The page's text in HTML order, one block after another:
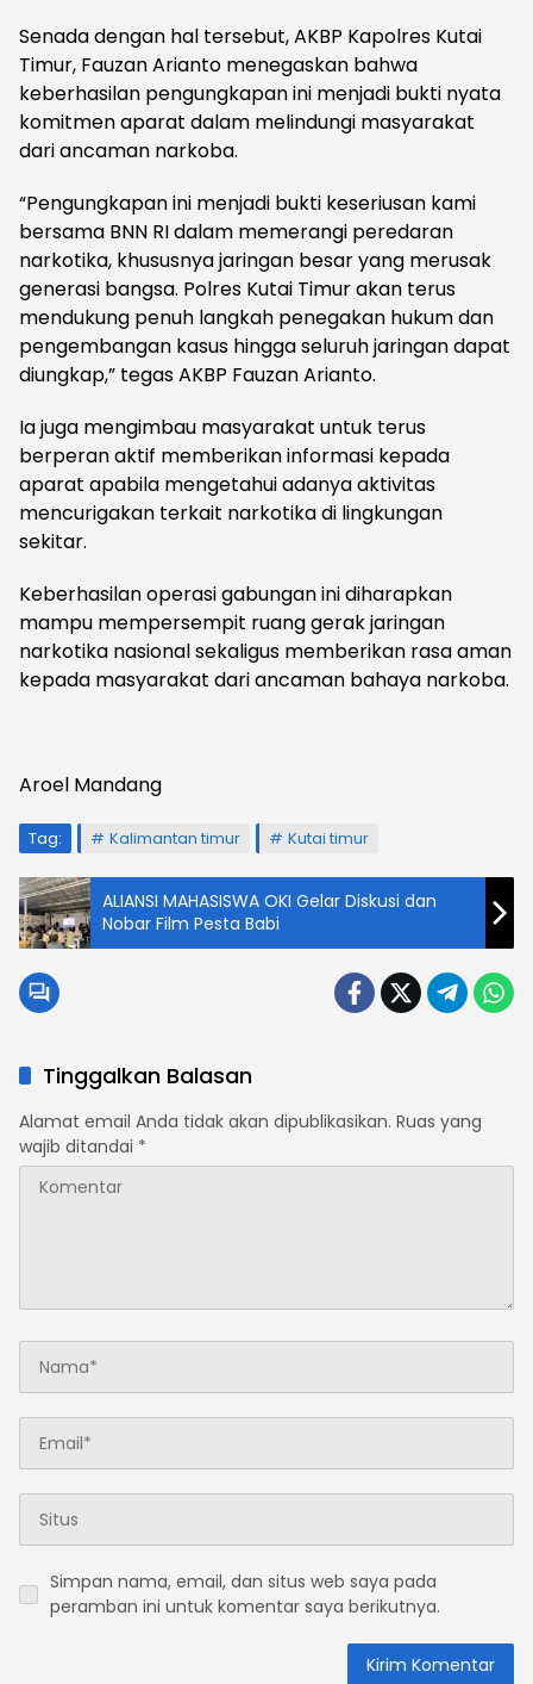
Senada dengan hal tersebut, AKBP Kapolres Kutai
Timur, Fauzan Arianto menegaskan bahwa
keberhasilan pengungkapan ini menjadi bukti nyata
komitmen aparat dalam melindungi masyarakat
dari ancaman narkoba.
“Pengungkapan ini menjadi bukti keseriusan kami
bersama BNN RI dalam memerangi peredaran
narkotika, khususnya jaringan besar yang merusak
generasi bangsa. Polres Kutai Timur akan terus
mendukung penuh langkah penegakan hukum dan
pengembangan kasus hingga seluruh jaringan dapat
diungkap,” tegas AKBP Fauzan Arianto.
Ia juga mengimbau masyarakat untuk terus
berperan aktif memberikan informasi kepada
aparat apabila mengetahui adanya aktivitas
mencurigakan terkait narkotika di lingkungan
sekitar.
Keberhasilan operasi gabungan ini diharapkan
mampu mempersempit ruang gerak jaringan
narkotika nasional sekaligus memberikan rasa aman
kepada masyarakat dari ancaman bahaya narkoba.
Aroel Mandang
Tag: Kalimantan timur Kutai timur
ALIANSI MAHASISWA OKI Gelar Diskusi dan
Nobar Film Pesta Babi
Tinggalkan Balasan
Alamat email Anda tidak akan dipublikasikan. Ruas yang
wajib ditandai *
Simpan nama, email, dan situs web saya pada
peramban ini untuk komentar saya berikutnya.